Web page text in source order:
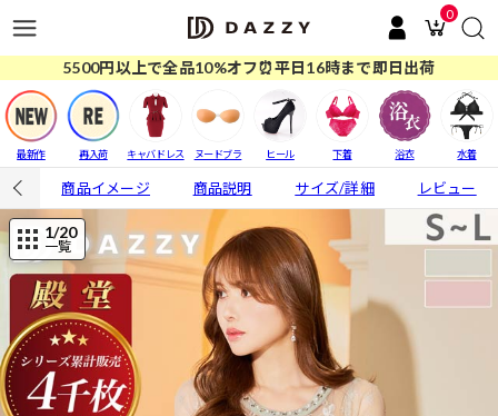
0
5500円以上で全品10%オフ⏰平日16時まで即日出荷
最新作 再入荷 キャバドレス ヌードブラ ヒール 下着 浴衣 水着
商品イメージ 商品説明 サイズ/詳細 レビュー
1/20
一覧